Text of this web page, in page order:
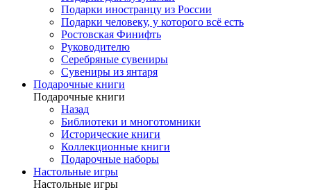
Подарки иностранцу из России
Подарки человеку, у которого всё есть
Ростовская Финифть
Руководителю
Серебряные сувениры
Сувениры из янтаря
Подарочные книги
Подарочные книги
Назад
Библиотеки и многотомники
Исторические книги
Коллекционные книги
Подарочные наборы
Настольные игры
Настольные игры